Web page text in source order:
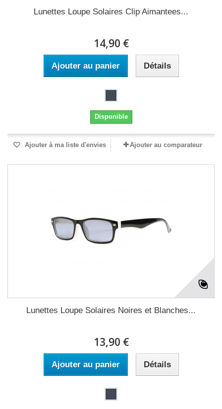
Lunettes Loupe Solaires Clip Aimantees...
14,90 €
Ajouter au panier Détails
Disponible
Ajouter à ma liste d'envies Ajouter au comparateur
Lunettes Loupe Solaires Noires et Blanches...
13,90 €
Ajouter au panier Détails